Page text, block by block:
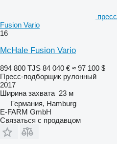
Fusion Vario
16
McHale Fusion Vario
894 800 TJS 84 040 € ≈ 97 100 $
Пресс-подборщик рулонный
2017
Ширина захвата 23 м
Германия, Hamburg
E-FARM GmbH
Связаться с продавцом